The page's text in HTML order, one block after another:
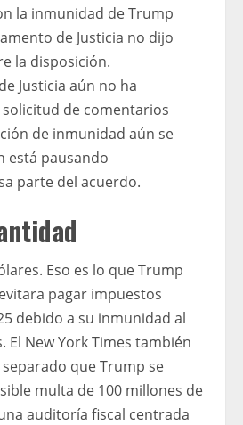
la inmunidad de Trump
de Justicia no dijo
la disposición.
Justicia aún no ha
de comentarios
de inmunidad aún se
está pausando
parte del acuerdo.
Eso es lo que Trump
pagar impuestos
debido a su inmunidad al
El New York Times también
que Trump se
multa de 100 millones de
auditoría fiscal centrada